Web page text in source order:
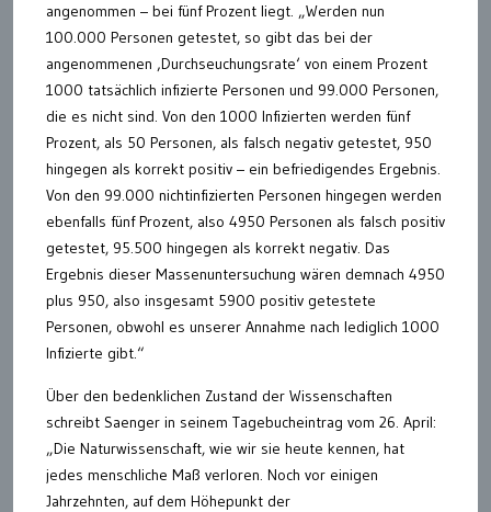
angenommen – bei fünf Prozent liegt. „Werden nun
100.000 Personen getestet, so gibt das bei der
angenommenen ‚Durchseuchungsrate‘ von einem Prozent
1000 tatsächlich infizierte Personen und 99.000 Personen,
die es nicht sind. Von den 1000 Infizierten werden fünf
Prozent, als 50 Personen, als falsch negativ getestet, 950
hingegen als korrekt positiv – ein befriedigendes Ergebnis.
Von den 99.000 nichtinfizierten Personen hingegen werden
ebenfalls fünf Prozent, also 4950 Personen als falsch positiv
getestet, 95.500 hingegen als korrekt negativ. Das
Ergebnis dieser Massenuntersuchung wären demnach 4950
plus 950, also insgesamt 5900 positiv getestete
Personen, obwohl es unserer Annahme nach lediglich 1000
Infizierte gibt.“
Über den bedenklichen Zustand der Wissenschaften
schreibt Saenger in seinem Tagebucheintrag vom 26. April:
„Die Naturwissenschaft, wie wir sie heute kennen, hat
jedes menschliche Maß verloren. Noch vor einigen
Jahrzehnten, auf dem Höhepunkt der